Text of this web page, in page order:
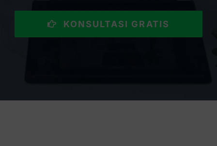
KONSULTASI GRATIS